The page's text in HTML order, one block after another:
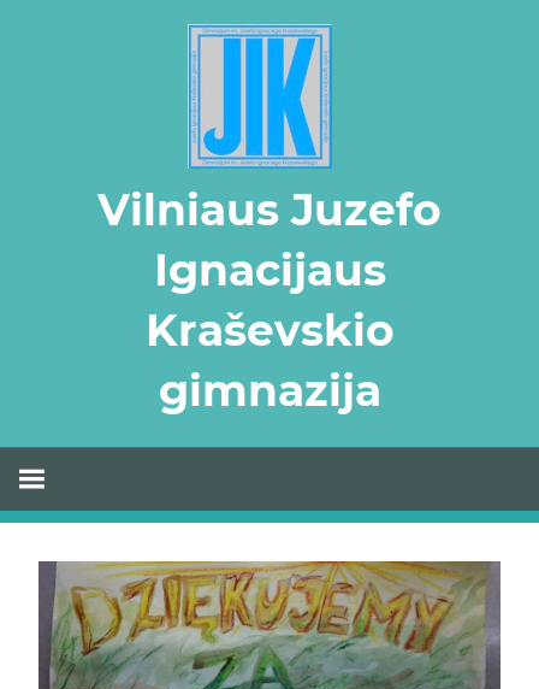
Vilniaus Juzefo
Ignacijaus
Kraševskio
gimnazija